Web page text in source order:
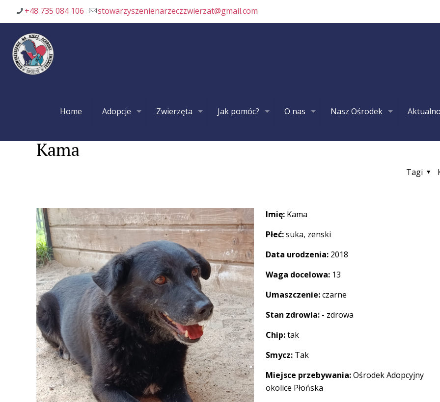
+48 735 084 106 stowarzyszenienarzeczzwierzat@gmail.com
Home Adopcje Zwierzęta Jak pomóc? O nas Nasz Ośrodek
Kama
Tagi
Imię: Kama
Płeć:suka, zenski
Data urodzenia: 2018
Waga docelowa: 13
Umaszczenie:czarne
Stan zdrowia: - zdrowa
Chip:tak
Smycz: Tak
Miejsce przebywania:Ośrodek Adopcyjny
okolice Płońska